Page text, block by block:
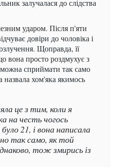
залучалася до слідства
ударом. Після п'яти
довіри до чоловіка і
Щоправда, її
вона просто роздмухує з
сприймати так само
назвала хом'яка якимось
це з тим, коли я
на честь чогось
21, і вона написала
так само, як той
тож змирись із